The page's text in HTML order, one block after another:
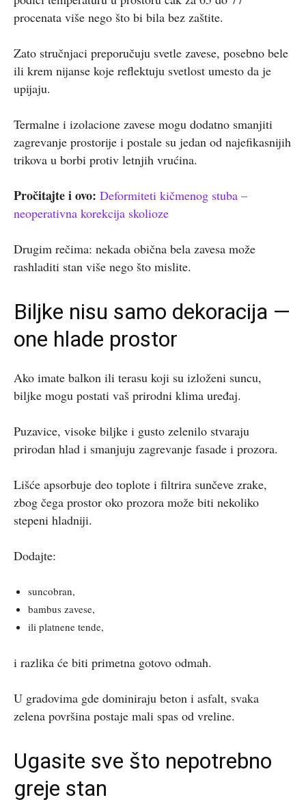
procenata više nego što bi bila bez zaštite.
Zato stručnjaci preporučuju svetle zavese, posebno bele
ili krem nijanse koje reflektuju svetlost umesto da je
upijaju.
Termalne i izolacione zavese mogu dodatno smanjiti
zagrevanje prostorije i postale su jedan od najefikasnijih
trikova u borbi protiv letnjih vrućina.
Pročitajte i ovo: Deformiteti kičmenog stuba –
neoperativna korekcija skolioze
Drugim rečima: nekada obična bela zavesa može
rashladiti stan više nego što mislite.
Biljke nisu samo dekoracija —
one hlade prostor
Ako imate balkon ili terasu koji su izloženi suncu,
biljke mogu postati vaš prirodni klima uređaj.
Puzavice, visoke biljke i gusto zelenilo stvaraju
prirodan hlad i smanjuju zagrevanje fasade i prozora.
Lišće apsorbuje deo toplote i filtrira sunčeve zrake,
zbog čega prostor oko prozora može biti nekoliko
stepeni hladniji.
Dodajte:
suncobran,
bambus zavese,
ili platnene tende,
i razlika će biti primetna gotovo odmah.
U gradovima gde dominiraju beton i asfalt, svaka
zelena površina postaje mali spas od vreline.
Ugasite sve što nepotrebno
greje stan